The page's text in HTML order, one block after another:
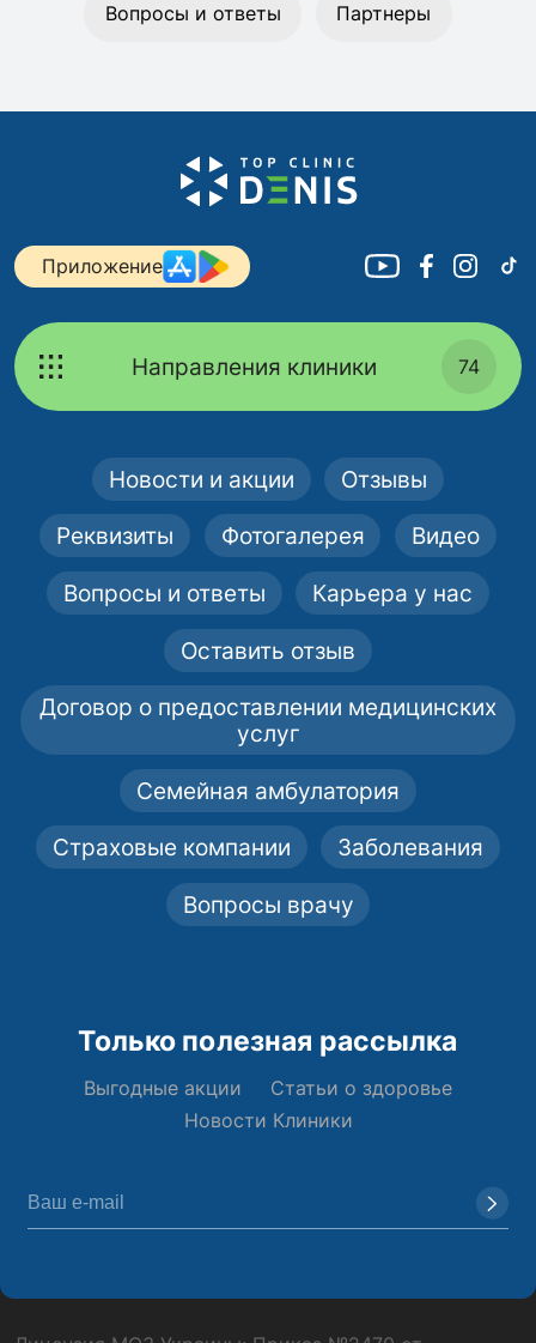
Вопросы и ответы Партнеры
Приложение
Направления клиники 74
Новости и акции Отзывы
Реквизиты Фотогалерея Видео
Вопросы и ответы Карьера у нас
Оставить отзыв
Договор о предоставлении медицинских
услуг
Семейная амбулатория
Страховые компании Заболевания
Вопросы врачу
Только полезная рассылка
Выгодные акции
Статьи о здоровье
Новости Клиники